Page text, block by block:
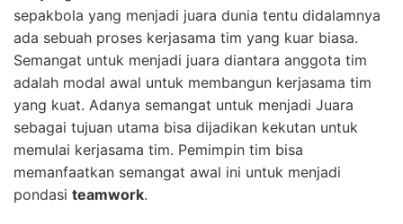
sepakbola yang menjadi juara dunia tentu didalamnya
ada sebuah proses kerjasama tim yang kuar biasa.
Semangat untuk menjadi juara diantara anggota tim
adalah modal awal untuk membangun kerjasama tim
yang kuat. Adanya semangat untuk menjadi Juara
sebagai tujuan utama bisa dijadikan kekutan untuk
memulai kerjasama tim. Pemimpin tim bisa
memanfaatkan semangat awal ini untuk menjadi
pondasi teamwork.